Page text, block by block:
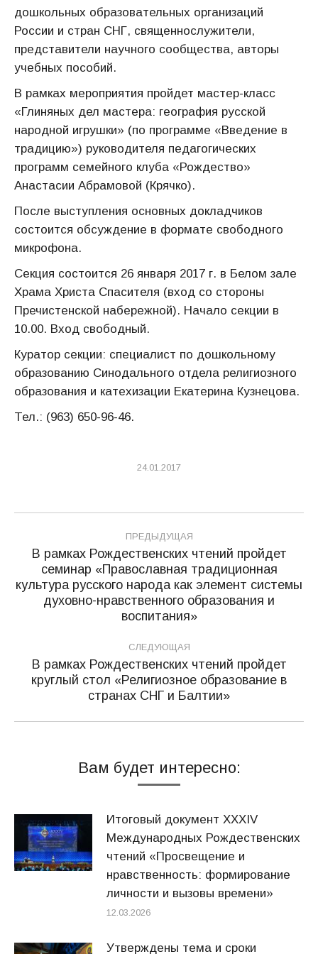
дошкольных образовательных организаций
России и стран СНГ, священнослужители,
представители научного сообщества, авторы
учебных пособий.
В рамках мероприятия пройдет мастер-класс
«Глиняных дел мастера: география русской
народной игрушки» (по программе «Введение в
традицию») руководителя педагогических
программ семейного клуба «Рождество»
Анастасии Абрамовой (Крячко).
После выступления основных докладчиков
состоится обсуждение в формате свободного
микрофона.
Секция состоится 26 января 2017 г. в Белом зале
Храма Христа Спасителя (вход со стороны
Пречистенской набережной). Начало секции в
10.00. Вход свободный.
Куратор секции: специалист по дошкольному
образованию Синодального отдела религиозного
образования и катехизации Екатерина Кузнецова.
Тел.: (963) 650-96-46.
24.01.2017
Навигация
по
записям
ПРЕДЫДУЩАЯ
Предыдущая
запись:
В рамках Рождественских чтений пройдет
семинар «Православная традиционная
культура русского народа как элемент системы
духовно-нравственного образования и
воспитания»
СЛЕДУЮЩАЯ
Следующая
запись:
В рамках Рождественских чтений пройдет
круглый стол «Религиозное образование в
странах СНГ и Балтии»
Вам будет интересно:
Итоговый документ XXХIV
Международных Рождественских
чтений «Просвещение и
нравственность: формирование
личности и вызовы времени»
12.03.2026
Утверждены тема и сроки